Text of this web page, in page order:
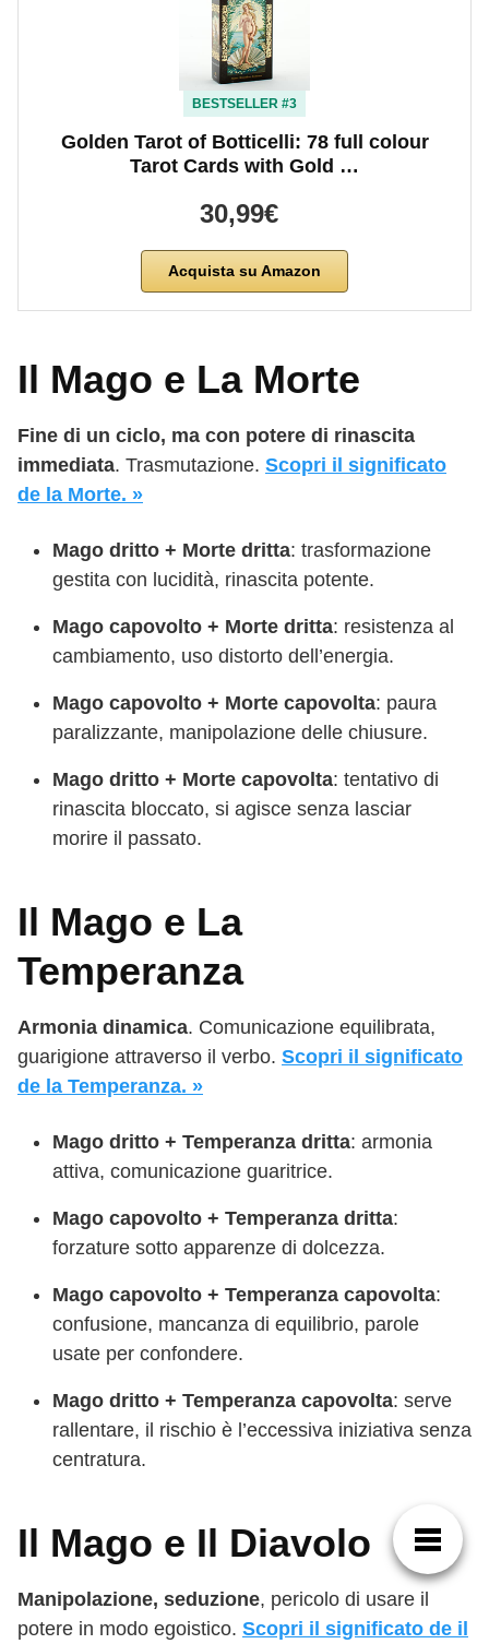
BESTSELLER #3
Golden Tarot of Botticelli: 78 full colour
Tarot Cards with Gold …
30,99€
Acquista su Amazon
Il Mago e La Morte
Fine di un ciclo, ma con potere di rinascita
immediata. Trasmutazione. Scopri il significato
de la Morte. »
Mago dritto + Morte dritta: trasformazione
gestita con lucidità, rinascita potente.
Mago capovolto + Morte dritta: resistenza al
cambiamento, uso distorto dell’energia.
Mago capovolto + Morte capovolta: paura
paralizzante, manipolazione delle chiusure.
Mago dritto + Morte capovolta: tentativo di
rinascita bloccato, si agisce senza lasciar
morire il passato.
Il Mago e La
Temperanza
Armonia dinamica. Comunicazione equilibrata,
guarigione attraverso il verbo. Scopri il significato
de la Temperanza. »
Mago dritto + Temperanza dritta: armonia
attiva, comunicazione guaritrice.
Mago capovolto + Temperanza dritta:
forzature sotto apparenze di dolcezza.
Mago capovolto + Temperanza capovolta:
confusione, mancanza di equilibrio, parole
usate per confondere.
Mago dritto + Temperanza capovolta: serve
rallentare, il rischio è l’eccessiva iniziativa senza
centratura.
Il Mago e Il Diavolo
Manipolazione, seduzione, pericolo di usare il
potere in modo egoistico. Scopri il significato de il